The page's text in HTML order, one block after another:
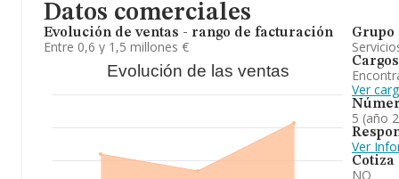
Datos comerciales
Evolución de ventas - rango de facturación
Entre 0,6 y 1,5 millones €
Evolución de las ventas
Grupo
Cargos
Ver
5 (año
Ver
Cotiza
NO